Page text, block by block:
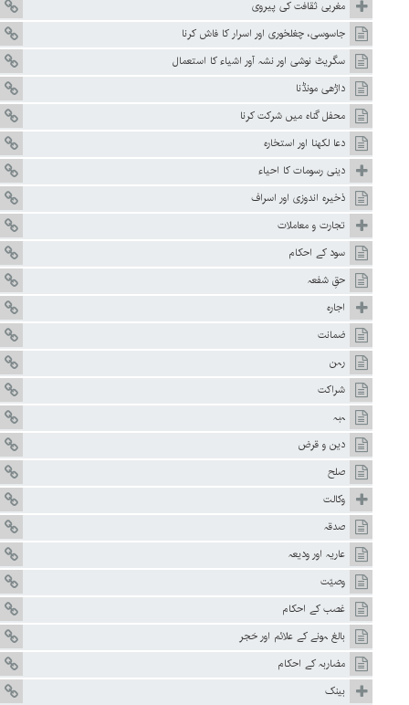
مغربی ثقافت کی پیروی
جاسوسی، چغلخوری اور اسرار کا فاش کرنا
سگریٹ نوشی اور نشہ آور اشیاء کا استعمال
داڑھی مونڈنا
محفل گناہ میں شرکت کرنا
دعا لکھنا اور استخارہ
دینی رسومات کا احیاء
ذخیرہ اندوزی اور اسراف
تجارت و معاملات
سود کے احکام
حقِ شفعہ
اجارہ
ضمانت
رہن
شراکت
ہبہ
دین و قرض
صلح
وکالت
صدقہ
عاریہ اور ودیعہ
وصیّت
غصب کے احکام
بالغ ہونے کے علائم اور حَجر
مضاربہ کے احکام
بینک